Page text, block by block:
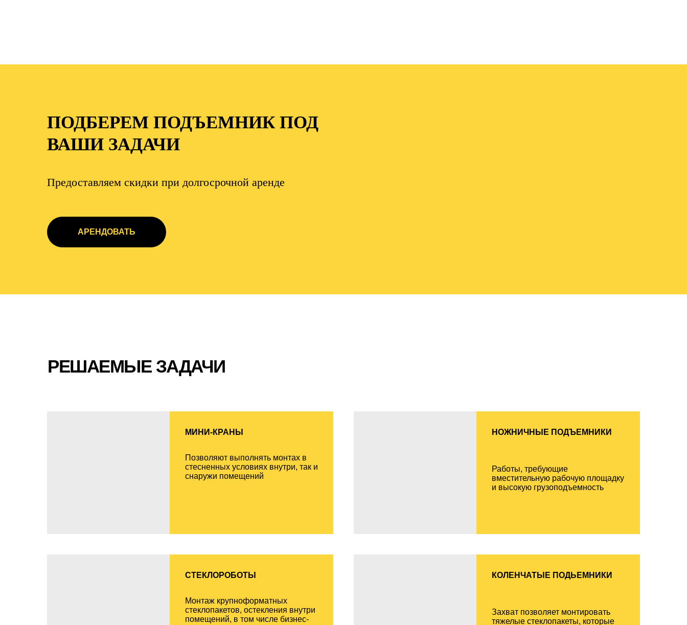
ПОДБЕРЕМ ПОДЪЕМНИК ПОД
ВАШИ ЗАДАЧИ
Предоставляем скидки при долгосрочной аренде
АРЕНДОВАТЬ
РЕШАЕМЫЕ ЗАДАЧИ
МИНИ-КРАНЫ
Позволяют выполнять монтах в
стесненных условиях внутри, так и
снаружи помещений
НОЖНИЧНЫЕ ПОДЪЕМНИКИ
Работы, требующие
вместительную рабочую площадку
и высокую грузоподъемность
КОЛЕНЧАТЫЕ ПОДЬЕМНИКИ
Захват позволяет монтировать
тяжелые стеклопакеты, которые
СТЕКЛОРОБОТЫ
Монтаж крупноформатных
стеклопакетов, остекления внутри
помещений, в том числе бизнес-